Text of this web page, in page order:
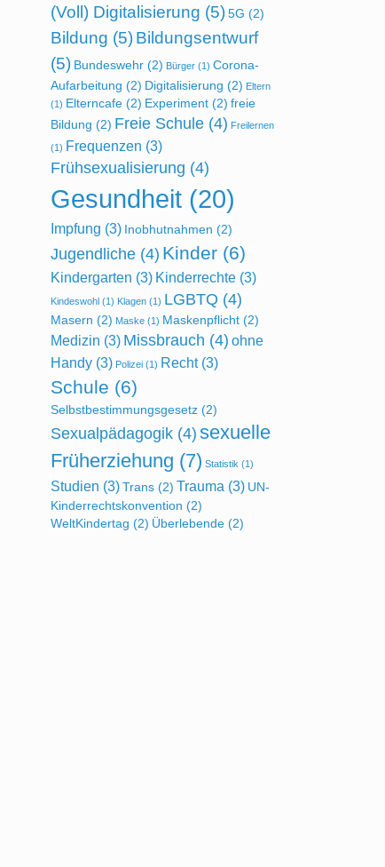
(Voll) Digitalisierung (5)5G (2)
Bildung (5)Bildungsentwurf
(5) Bundeswehr(2) Bürger(1) Corona-
Aufarbeitung (2) Digitalisierung (2) Eltern
(1) Elterncafe(2) Experiment(2) freie
Bildung (2) Freie Schule(4) Freilernen
(1) Frequenzen (3)
Frühsexualisierung (4)
Gesundheit(20)
Impfung (3) Inobhutnahmen (2)
Jugendliche(4) Kinder(6)
Kindergarten (3) Kinderrechte(3)
Kindeswohl(1) Klagen(1) LGBTQ (4)
Masern (2) Maske(1) Maskenpflicht(2)
Medizin (3) Missbrauch (4) ohne
Handy(3) Polizei(1) Recht(3)
Schule (6)
Selbstbestimmungsgesetz(2)
Sexualpädagogik(4) sexuelle
Früherziehung (7) Statistik (1)
Studien (3)Trans(2) Trauma (3) UN-
Kinderrechtskonvention (2)
WeltKindertag (2) Überlebende(2)